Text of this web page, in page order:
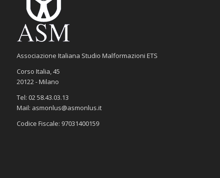
Associazione Italiana Studio Malformazioni ETS
Corso Italia, 45
20122 - Milano
Tel: 02 58.43.03.13
Mail: asmonlus@asmonlus.it
Codice Fiscale: 97031400159